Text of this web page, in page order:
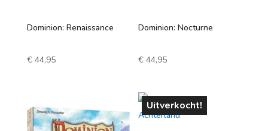
Dominion: Renaissance
€44,95
Dominion: Nocturne
€ 44,95
Uitverkocht!